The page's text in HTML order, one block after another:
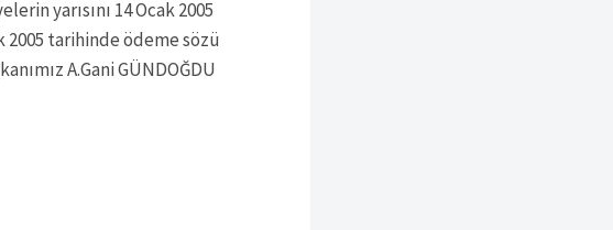
yarısını 14 Ocak 2005
2005 tarihinde ödeme sözü
A.Gani GÜNDOĞDU